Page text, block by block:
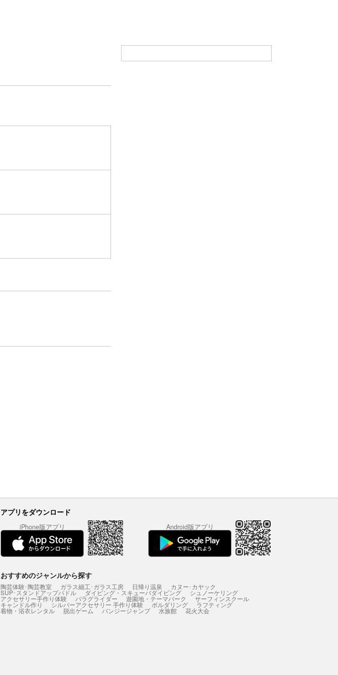
アプリをダウンロード
iPhone版アプリ Android版アプリ
おすすめのジャンルから探す
陶芸体験･陶芸教室 ガラス細工･ガラス工房 日帰り温泉 カヌー･カヤック
SUP･スタンドアップパドル ダイビング・スキューバダイビング シュノーケリング
アクセサリー手作り体験 パラグライダー 遊園地・テーマパーク サーフィンスクール
キャンドル作り シルバーアクセサリー 手作り体験 ボルダリング ラフティング
着物・浴衣レンタル 脱出ゲーム バンジージャンプ 水族館 花火大会